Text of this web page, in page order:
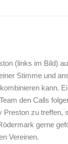
(links im Bild)
Stimme und
kann.
den Calls
zu
gerne
Vereinen.